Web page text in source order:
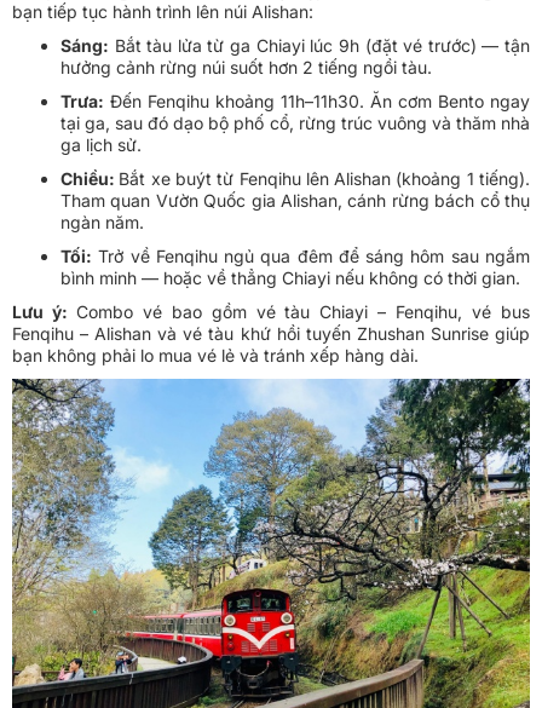
bạn tiếp tục hành trình lên núi Alishan:
Sáng: Bắt tàu lửa từ ga Chiayi lúc 9h (đặt vé trước) — tận
hưởng cảnh rừng núi suốt hơn 2 tiếng ngồi tàu.
Trưa: Đến Fenqihu khoảng 11h–11h30. Ăn cơm Bento ngay
tại ga, sau đó dạo bộ phố cổ, rừng trúc vuông và thăm nhà
ga lịch sử.
Chiều: Bắt xe buýt từ Fenqihu lên Alishan (khoảng 1 tiếng).
Tham quan Vườn Quốc gia Alishan, cánh rừng bách cổ thụ
ngàn năm.
Tối: Trở về Fenqihu ngủ qua đêm để sáng hôm sau ngắm
bình minh — hoặc về thẳng Chiayi nếu không có thời gian.
Lưu ý: Combo vé bao gồm vé tàu Chiayi – Fenqihu, vé bus
Fenqihu – Alishan và vé tàu khứ hồi tuyến Zhushan Sunrise giúp
bạn không phải lo mua vé lẻ và tránh xếp hàng dài.